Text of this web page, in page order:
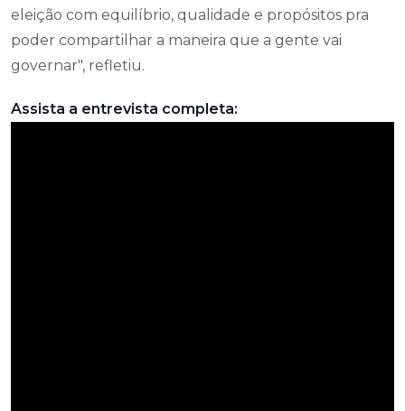
eleição com equilíbrio, qualidade e propósitos pra
poder compartilhar a maneira que a gente vai
governar", refletiu.
Assista a entrevista completa: